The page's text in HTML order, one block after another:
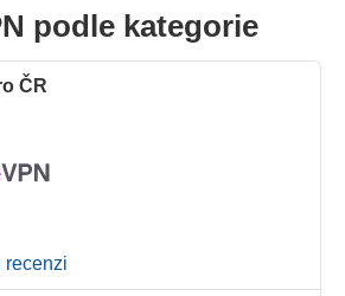
podle kategorie
ČR
recenzi